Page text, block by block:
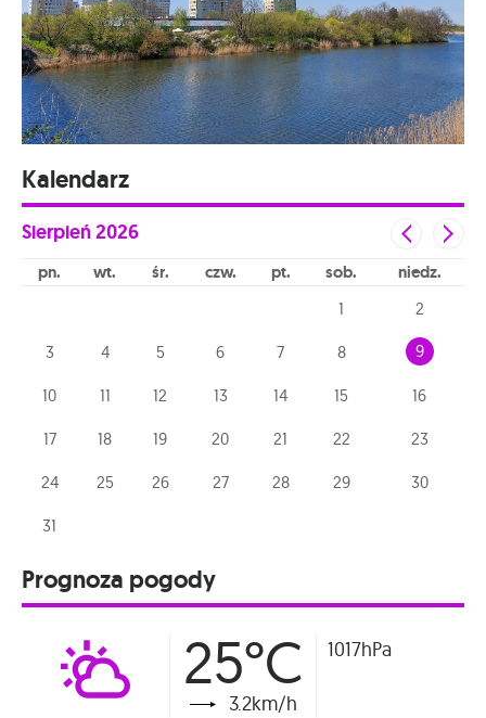
Kalendarz
Sierpień2026
pn wt śr czw pt sob niedz
1 2
3 4 5 6 7 8 9
10 11 12 13 14 15 16
17 18 19 20 21 22 23
24 25 26 27 28 29 30
31
Prognoza pogody
25°C
3.2km/h
1017hPa